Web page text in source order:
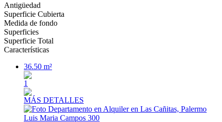
Antigüedad
Superficie Cubierta
Medida de fondo
Superficies
Superficie Total
Características
36.50 m²
1
MÁS DETALLES